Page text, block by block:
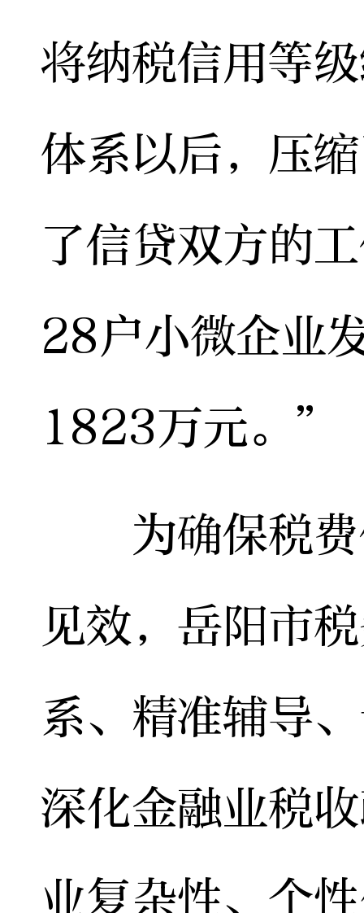
将纳税信用等
体系以后，压
了信贷双方的
28户小微企业
1823万元。”
为确保税费
见效，岳阳市
系、精准辅导
深化金融业税
业复杂性、个